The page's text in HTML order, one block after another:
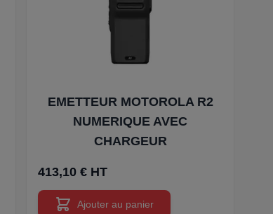
EMETTEUR MOTOROLA R2
NUMERIQUE AVEC
CHARGEUR
413,10 € HT
Ajouter au panier